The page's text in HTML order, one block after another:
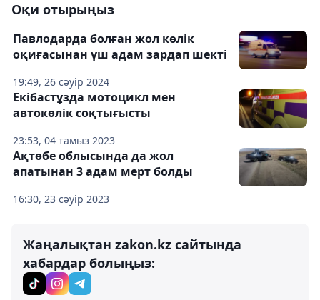
Оқи отырыңыз
19:49, 26 сәуір 2024
Павлодарда болған жол көлік
оқиғасынан үш адам зардап шекті
23:53, 04 тамыз 2023
Екібастұзда мотоцикл мен
автокөлік соқтығысты
16:30, 23 сәуір 2023
Ақтөбе облысында да жол
апатынан 3 адам мерт болды
Жаңалықтан zakon.kz сайтында
хабардар болыңыз: